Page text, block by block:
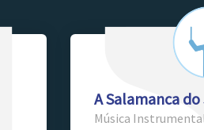
A Salamanca do
Música